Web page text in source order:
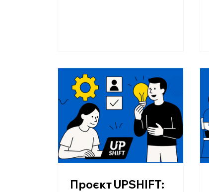
Проєкт UPSHIFT: